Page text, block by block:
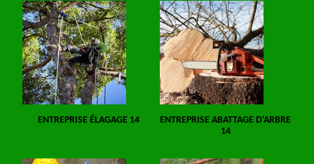
ENTREPRISE ÉLAGAGE 14
ENTREPRISE ABATTAGE D'ARBRE
14